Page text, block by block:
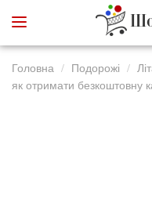
Головна Подорожі
як отримати безкоштовну